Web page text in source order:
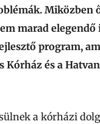
Miközben
marad
program,
Kórház és a
a kórházi